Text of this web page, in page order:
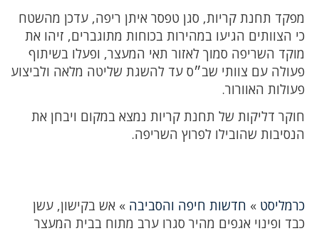
מפקד תחנת קריות, סגן טפסר איתן ריפה, עדכן מהשטח
כי הצוותים הגיעו במהירות בכוחות מתוגברים, זיהו את
מוקד השריפה סמוך לאזור תאי המעצר, ופעלו בשיתוף
פעולה עם צוותי שב״ס עד להשגת שליטה מלאה ולביצוע
פעולות האוורור.
חוקר דליקות של תחנת קריות נמצא במקום ויבחן את
הנסיבות שהובילו לפרוץ השריפה.
כרמליסט » חדשות חיפה והסביבה » אש בקישון, עשן
כבד ופינוי אגפים מהיר סגרו ערב מתוח בבית המעצר